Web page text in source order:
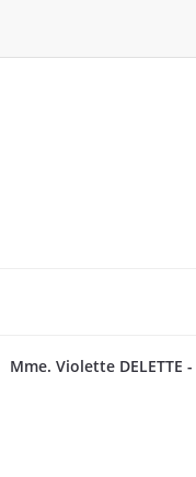
Mme. Violette DELETTE -